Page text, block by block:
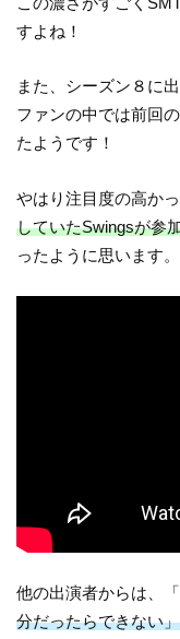
すよね！
また、シーズン８に
ファンの中では前回
たようです！
やはり注目度の高か
していたSwingsが参
ったように思います。
他の出演者からは、「
分だったらできない」